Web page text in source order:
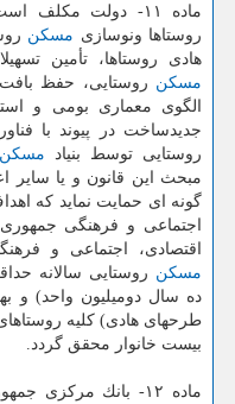
ماده ۱۱- دولت
روستاها ونوسازی مسكن
هادی روستاها، تأمین
مسكن روستایی، حفظ
الگوی معماری بومی و
جدیدساخت در پیوند با
روستایی توسط بنیاد مسكن
مبحث این قانون و یا سایر
گونه ای حمایت نماید كه
اجتماعی و فرهنگی جمهوری
اقتصادی، اجتماعی و
مسكن
ده سال دومیلیون واحد) و
طرحهای هادی) كلیه روستاهای
بیست خانوار محقق گردد.
ماده ۱۲- بانك مركزی جمهوری اسلامی ایران صرفاً جهت